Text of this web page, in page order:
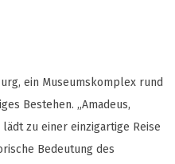
ein Museumskomplex rund
Bestehen. „Amadeus,
zu einer einzigartige Reise
Bedeutung des